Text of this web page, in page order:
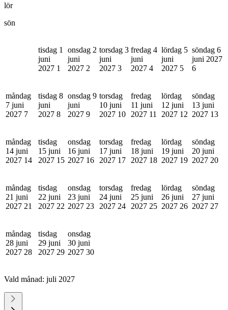
lör
sön
tisdag 1
juni
2027 1
onsdag 2
juni
2027 2
torsdag 3
juni
2027 3
fredag 4
juni
2027 4
lördag 5
juni
2027 5
söndag 6
juni 2027
6
måndag
7 juni
2027 7
tisdag 8
juni
2027 8
onsdag 9
juni
2027 9
torsdag
10 juni
2027 10
fredag
11 juni
2027 11
lördag
12 juni
2027 12
söndag
13 juni
2027 13
måndag
14 juni
2027 14
tisdag
15 juni
2027 15
onsdag
16 juni
2027 16
torsdag
17 juni
2027 17
fredag
18 juni
2027 18
lördag
19 juni
2027 19
söndag
20 juni
2027 20
måndag
21 juni
2027 21
tisdag
22 juni
2027 22
onsdag
23 juni
2027 23
torsdag
24 juni
2027 24
fredag
25 juni
2027 25
lördag
26 juni
2027 26
söndag
27 juni
2027 27
måndag
28 juni
2027 28
tisdag
29 juni
2027 29
onsdag
30 juni
2027 30
Vald månad: juli 2027